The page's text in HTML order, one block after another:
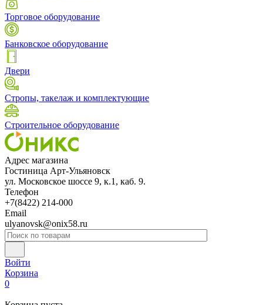
Торговое оборудование
Банковское оборудование
Двери
Стропы, такелаж и комплектующие
Строительное оборудование
Адрес магазина
Гостиница Арт-Ульяновск
ул. Московское шоссе 9, к.1, каб. 9.
Телефон
+7(8422) 214-000
Email
ulyanovsk@onix58.ru
Войти
Корзина
0